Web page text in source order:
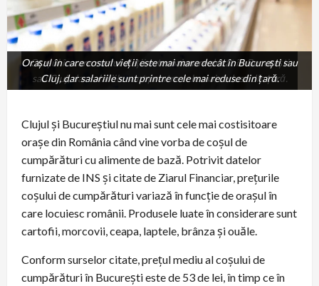
Oraşul în care costul vieţii este mai mare decât în Bucureşti
sau Cluj, dar salariile sunt printre cele mai reduse din ţară.
Oraşul în care costul vieţii este mai mare decât în Bucureşti sau
Cluj, dar salariile sunt printre cele mai reduse din ţară.
Clujul și Bucureștiul nu mai sunt cele mai costisitoare
orașe din România când vine vorba de coșul de
cumpărături cu alimente de bază. Potrivit datelor
furnizate de INS și citate de Ziarul Financiar, prețurile
coșului de cumpărături variază în funcție de orașul în
care locuiesc românii. Produsele luate în considerare sunt
cartofii, morcovii, ceapa, laptele, brânza și ouăle.
Conform surselor citate, prețul mediu al coșului de
cumpărături în București este de 53 de lei, în timp ce în